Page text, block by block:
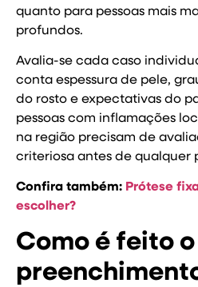
quanto para pessoas mais
profundos.
Avalia-se cada caso
conta espessura de pele,
do rosto e expectativas do
pessoas com inflamações
na região precisam de
criteriosa antes de qualquer
Confira também: Prótese
escolher?
Como é feito o